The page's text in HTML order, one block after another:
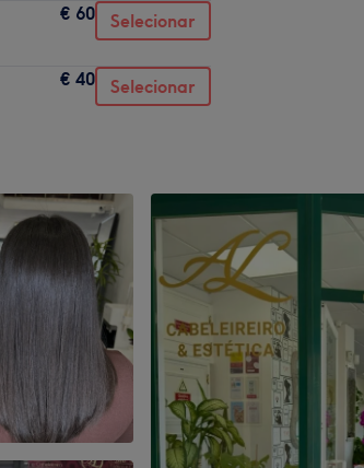
€ 60 Selecionar
€ 40 Selecionar